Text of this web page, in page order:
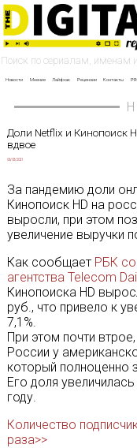
Новости Мнение Лайфхак Рецензии Контакты
Доли Netflix и Кинопоиск
вдвое
06/03/2021
За пандемию доли
Кинопоиск HD на
выросли, при этом
увеличение выручки
Как сообщает РБК со
агентства Telecom
Кинопоиска HD
руб., что привело к
7,1%.
При этом почти
России у
который полноценно
Его доля
году.
Количество
раза>>